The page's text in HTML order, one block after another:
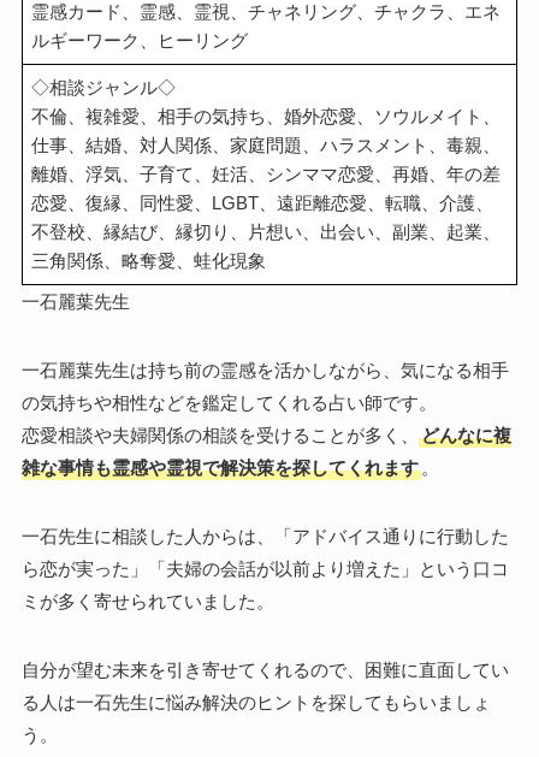
霊感カード、霊感、霊視、チャネリング、チャクラ、エネ
ルギーワーク、ヒーリング
◇相談ジャンル◇
不倫、複雑愛、相手の気持ち、婚外恋愛、ソウルメイト、
仕事、結婚、対人関係、家庭問題、ハラスメント、毒親、
離婚、浮気、子育て、妊活、シンママ恋愛、再婚、年の差
恋愛、復縁、同性愛、LGBT、遠距離恋愛、転職、介護、
不登校、縁結び、縁切り、片想い、出会い、副業、起業、
三角関係、略奪愛、蛙化現象
一石麗葉先生
一石麗葉先生は持ち前の霊感を活かしながら、気になる相手
の気持ちや相性などを鑑定してくれる占い師です。
恋愛相談や夫婦関係の相談を受けることが多く、
どんなに複
雑な事情も霊感や霊視で解決策を探してくれます。
一石先生に相談した人からは、「アドバイス通りに行動した
ら恋が実った」「夫婦の会話が以前より増えた」という口コ
ミが多く寄せられていました。
自分が望む未来を引き寄せてくれるので、困難に直面してい
る人は一石先生に悩み解決のヒントを探してもらいましょ
う。